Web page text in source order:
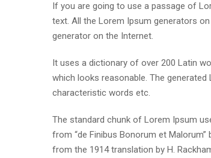
If you are going to use a passage of
text. All the Lorem Ipsum generators
generator on the Internet.
It uses a dictionary of over 200 Latin
which looks reasonable. The
characteristic words etc.
The standard chunk of Lorem Ipsum
from “de Finibus Bonorum et
from the 1914 translation by H.